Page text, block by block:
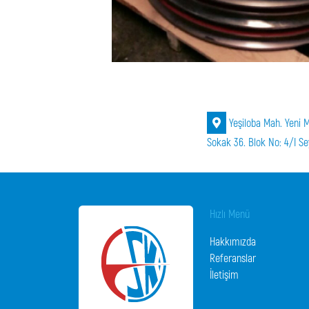
Yeşiloba Mah. Yeni
Sokak 36. Blok No: 4/I
Hızlı Menü
Hakkımızda
Referanslar
İletişim